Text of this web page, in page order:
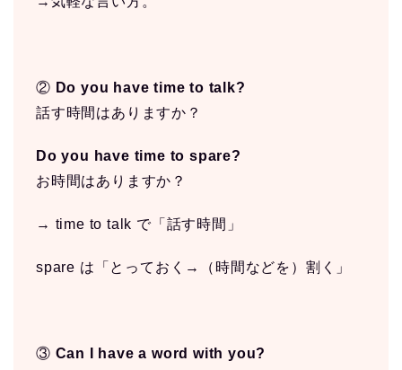
② Do you have time to talk?
話す時間はありますか？
Do you have time to spare?
お時間はありますか？
→ time to talk で「話す時間」
spare は「とっておく→（時間などを）割く」
③ Can I have a word with you?